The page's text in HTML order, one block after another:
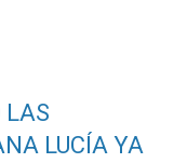
LAS
LUCÍA YA